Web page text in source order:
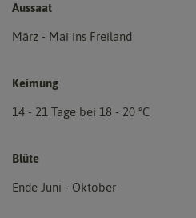
Aussaat
März - Mai ins Freiland
Keimung
14 - 21 Tage bei 18 - 20 °C
Blüte
Ende Juni - Oktober